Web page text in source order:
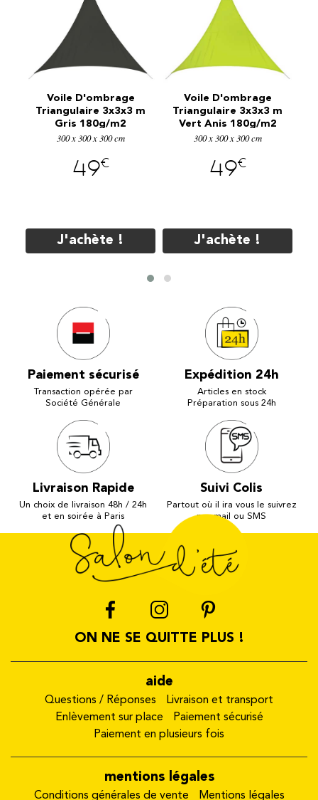
Voile D'ombrage
Triangulaire 3x3x3 m
Gris 180g/m2
300 x 300 x 300 cm
49€
J'achète !
Voile D'ombrage
Triangulaire 3x3x3 m
Vert Anis 180g/m2
300 x 300 x 300 cm
49€
J'achète !
Paiement sécurisé
Transaction opérée par
Société Générale
Expédition 24h
Articles en stock
Préparation sous 24h
Livraison Rapide
Un choix de livraison 48h / 24h
et en soirée à Paris
Suivi Colis
Partout où il ira vous le suivrez
par mail ou SMS
ON NE SE QUITTE PLUS !
aide
Questions / Réponses
Livraison et transport
Enlèvement sur place
Paiement sécurisé
Paiement en plusieurs fois
mentions légales
Conditions générales de vente Mentions légales